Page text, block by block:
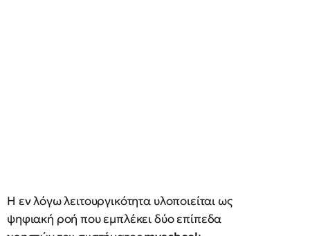
H εν λόγω λειτουργικότητα υλοποιείται ως
ψηφιακή ροή που εμπλέκει δύο επίπεδα